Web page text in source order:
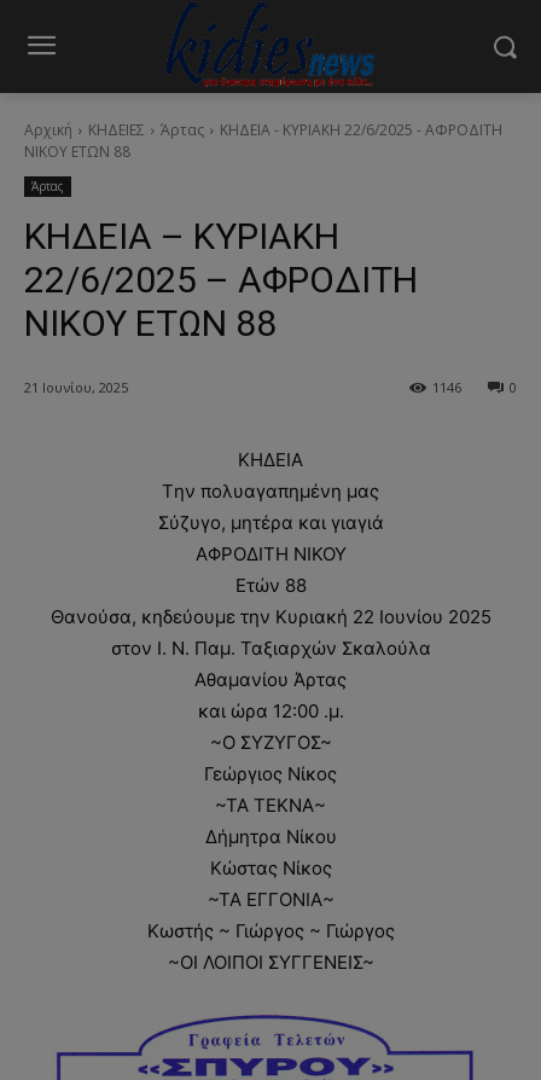
Αρχική ΚΗΔΕΙΕΣ Άρτας
ΚΗΔΕΙΑ - ΚΥΡΙΑΚΗ 22/6/2025 - ΑΦΡΟΔΙΤΗ
ΝΙΚΟΥ ΕΤΩΝ 88
Άρτας
ΚΗΔΕΙΑ – ΚΥΡΙΑΚΗ
22/6/2025 – ΑΦΡΟΔΙΤΗ
ΝΙΚΟΥ ΕΤΩΝ 88
21 Ιουνίου, 2025 0
1146
ΚΗΔΕΙΑ
Tην πολυαγαπημένη μας
Σύζυγο, μητέρα και γιαγιά
ΑΦΡΟΔΙΤΗ ΝΙΚΟΥ
Ετών 88
Θανούσα, κηδεύουμε την Κυριακή 22 Ιουνίου 2025
στον Ι. Ν. Παμ. Ταξιαρχών Σκαλούλα
Αθαμανίου Άρτας
και ώρα 12:00 .μ.
~Ο ΣΥΖΥΓΟΣ~
Γεώργιος Νίκος
~ΤΑ ΤΕΚΝΑ~
Δήμητρα Νίκου
Κώστας Νίκος
~ΤΑ ΕΓΓΟΝΙΑ~
Κωστής ~ Γιώργος ~ Γιώργος
~ΟΙ ΛΟΙΠΟΙ ΣΥΓΓΕΝΕΙΣ~